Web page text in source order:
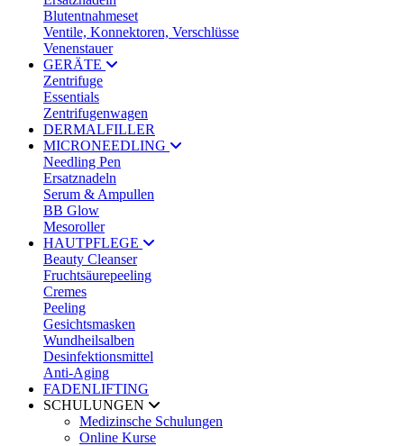
Blutentnahmeset
Ventile, Konnektoren, Verschlüsse
Venenstauer
GERÄTE
Zentrifuge
Essentials
Zentrifugenwagen
DERMALFILLER
MICRONEEDLING
Needling Pen
Ersatznadeln
Serum & Ampullen
BB Glow
Mesoroller
HAUTPFLEGE
Beauty Cleanser
Fruchtsäurepeeling
Cremes
Peeling
Gesichtsmasken
Wundheilsalben
Desinfektionsmittel
Anti-Aging
FADENLIFTING
SCHULUNGEN
Medizinsche Schulungen
Online Kurse